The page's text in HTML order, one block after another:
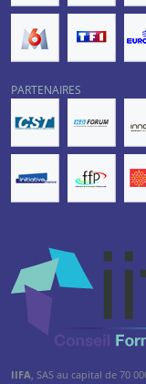
PARTENAIRES
IIFA, SAS au capital de 70